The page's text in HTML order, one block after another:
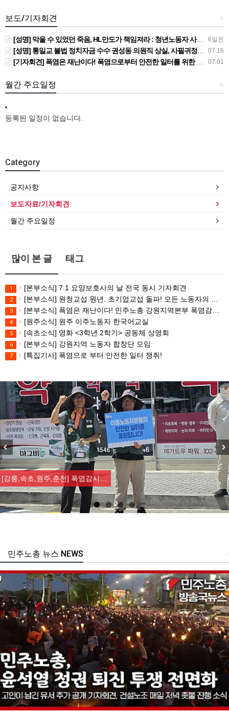
+
보도/기자회견
6일전
[성명] 막을 수 있었던 죽음, HL만도가 책임져라 : 청년노동자 사망사고의 철저한 진상규명과 재발방지 대책 마련하라
07.16
[성명] 통일교 불법 정치자금 수수 권성동 의원직 상실, 사필귀정이다
07.01
[기자회견] 폭염은 재난이다! 폭염으로부터 안전한 일터를 위한 민주노총 강원지역본부 폭염감시단 선포 기자회견
+
월간 주요일정
등록된 일정이 없습니다.
Category
공지사항
보도자료/기자회견
월간 주요일정
많이 본 글 태그
1 [본부소식] 7.1 요양보호사의 날 전국 동시 기자회견
2 [본부소식] 원청교섭 원년. 초기업교섭 돌파! 모든 노동자의 노동기본권 쟁취! 민주노총 7.15 총파업대회
3 [본부소식] 폭염은 재난이다! 민주노총 강원지역본부 폭염감시단 선포 기자회견
4 [원주소식] 원주 이주노동자 한국어교실
5 [속초소식] 영화 <3학년 2학기> 공동체 상영회
6 [본부소식] 강원지역 노동자 합창단 모임
7 [특집기사] 폭염으로 부터 안전한 일터 쟁취!
[강릉,속초,원주,춘천] 폭염감시…
주노총 뉴스 NEWS